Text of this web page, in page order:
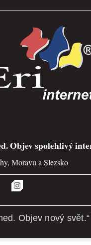
Objev spolehlivý
Moravu a Slezsko
Objev nový svět.“